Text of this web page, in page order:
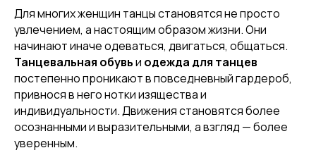
Для многих женщин танцы становятся не просто
увлечением, а настоящим образом жизни. Они
начинают иначе одеваться, двигаться, общаться.
Танцевальная обувьи одежда для танцев
постепенно проникают в повседневный гардероб,
привнося в него нотки изящества и
индивидуальности. Движения становятся более
осознанными и выразительными, а взгляд — более
уверенным.
СЕРТИФИКАТ